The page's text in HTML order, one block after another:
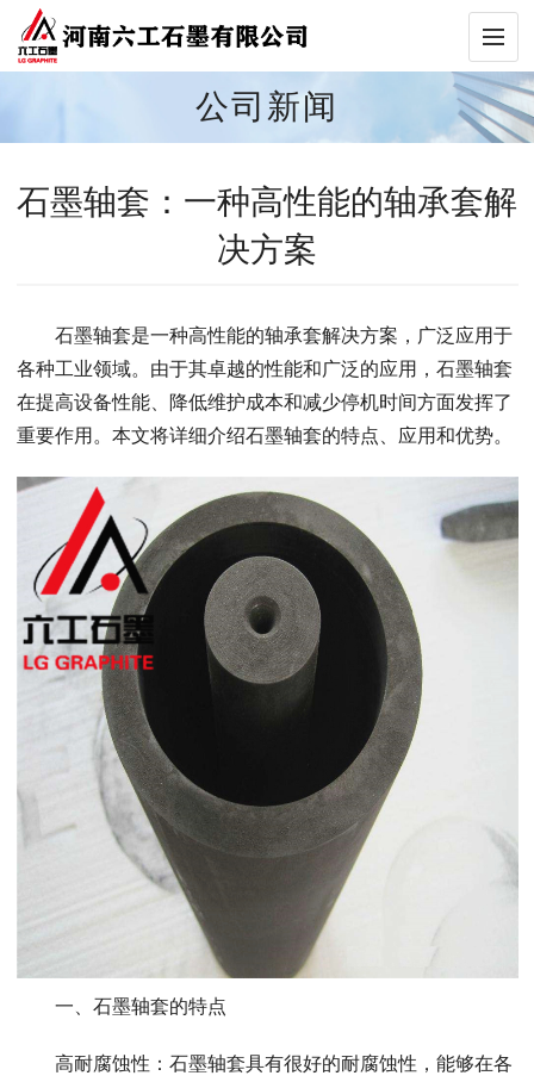
公司新闻
石墨轴套：一种高性能的轴承套解
决方案
石墨轴套是一种高性能的轴承套解决方案，广泛应用于
各种工业领域。由于其卓越的性能和广泛的应用，石墨轴套
在提高设备性能、降低维护成本和减少停机时间方面发挥了
重要作用。本文将详细介绍石墨轴套的特点、应用和优势。
一、石墨轴套的特点
高耐腐蚀性：石墨轴套具有很好的耐腐蚀性，能够在各